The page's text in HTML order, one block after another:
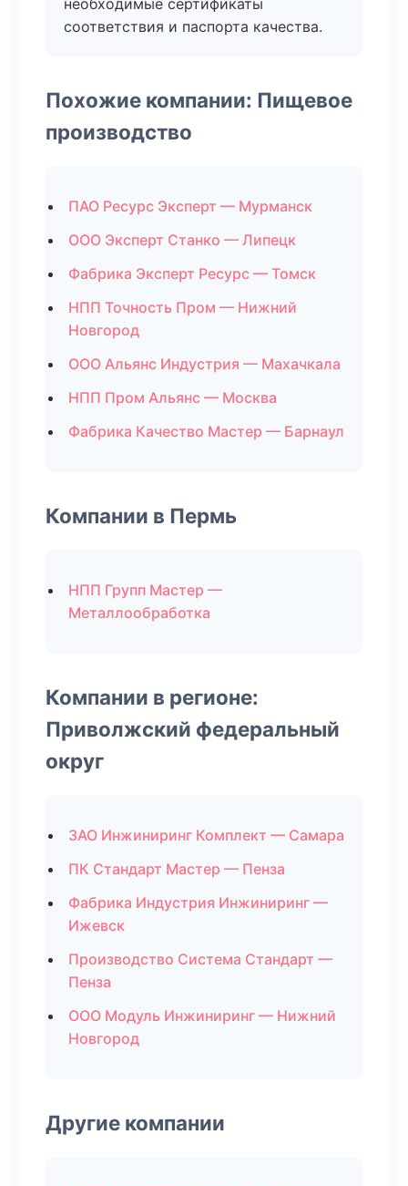
необходимые сертификаты
соответствия и паспорта качества.
Похожие компании: Пищевое
производство
ПАО Ресурс Эксперт — Мурманск
ООО Эксперт Станко — Липецк
Фабрика Эксперт Ресурс — Томск
НПП Точность Пром — Нижний
Новгород
ООО Альянс Индустрия — Махачкала
НПП Пром Альянс — Москва
Фабрика Качество Мастер — Барнаул
Компании в Пермь
НПП Групп Мастер —
Металлообработка
Компании в регионе:
Приволжский федеральный
округ
ЗАО Инжиниринг Комплект — Самара
ПК Стандарт Мастер — Пенза
Фабрика Индустрия Инжиниринг —
Ижевск
Производство Система Стандарт —
Пенза
ООО Модуль Инжиниринг — Нижний
Новгород
Другие компании